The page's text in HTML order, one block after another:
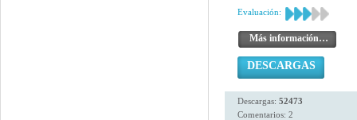
Evaluación:
Más información…
DESCARGAS
Descargas: 52473
Comentarios: 2